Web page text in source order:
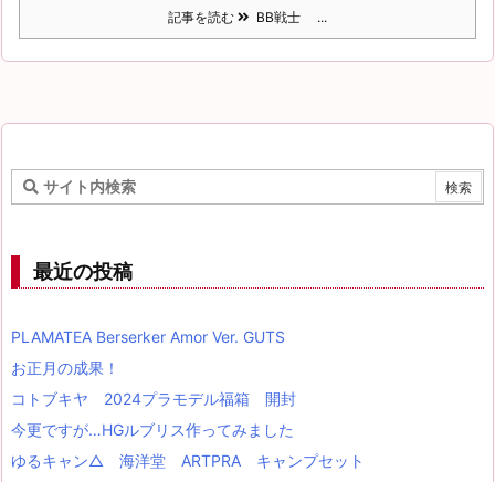
記事を読む BB戦士 ...
最近の投稿
PLAMATEA Berserker Amor Ver. GUTS
お正月の成果！
コトブキヤ 2024プラモデル福箱 開封
今更ですが…HGルブリス作ってみました
ゆるキャン△ 海洋堂 ARTPRA キャンプセット